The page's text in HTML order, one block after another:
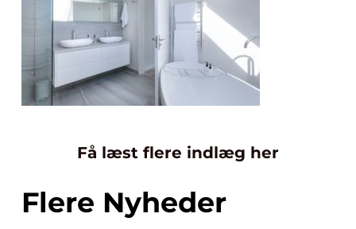
Få læst flere indlæg her
Flere Nyheder